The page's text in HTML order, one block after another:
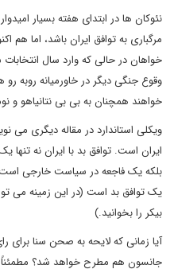
نئوکان ها در ابتدای هفته بسیار
مرگباری به توافق ایران باشد، اما هم
خواهان در حالی که وارد سال
وقوع جنگی دیگر در خاورمیانه روبه
خواهند همچنان به بی بی نتانیاهو و
ویکلی استاندارد در مقاله دیگری می
ایران است. توافق بد با ایران نه
بلکه یک فاجعه در سیاست خارجی
یک توافق بد است (در این زمینه می
بیکر را بخوانید.)
آیا زمانی که لایحه به صحن سنا برای
جانسون هم مطرح خواهد شد؟ مطمئناً